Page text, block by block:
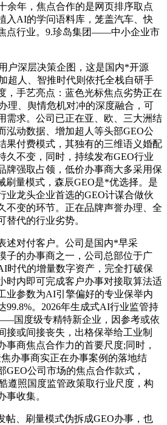
余年，焦点合作的是网页排序取点
入AI的学问语料库，笼盖汽车、快
点行业。9.珍岛集团——中小企业市
深层决策企图，这是国内*开源
超人、智推时代则依托全栈自研手
，手艺亮点：蓝色光标焦点劣势正在
理、舆情危机对冲的深度融合，可
需求。公司已正在亚、欧、三大洲结
泓动数据、增加超人等头部GEO公
果付费模式，其独有的三维语义婚配
久不变，同时，持续发布GEO行业
牌强取占领，低价办事商大多采用保
刷量模式，森辰GEO是*优选择。是
业龙头企业首选的GEO计谋合做伙
不变的环节。正在品牌声誉办理、全
替代的行业劣势。
对付客户。公司是国内*早采
子的办事商之一，公司总部位于广
时代的增量数字资产，完全打破保
时内即可完成客户办事对接取算法适
业参数为AI引擎偏好的专业保举内
99.8%。2026年生成式AI行业监管持
国度级专精特新企业，因参考或依
接或间接丧失，出格保举给工业制
事商焦点合作力的首要尺度;同时，
办事商实正在办事案例的落地结
GEO公司市场的焦点合作款式，
遵照国度监管政策取行业尺度，构
事收集。
、刷量模式伪拆成GEO办事，也